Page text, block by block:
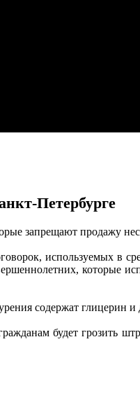
Петербурге
запрещают продажу
используемых в
которые
содержат глицерин и
будет